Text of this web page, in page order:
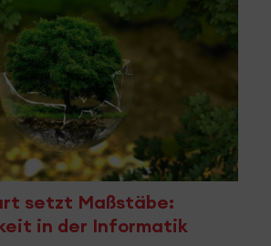
setzt Maßstäbe:
in der Informatik